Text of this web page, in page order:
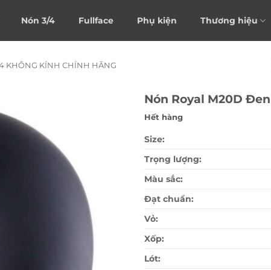
Nón 3/4 Fullface Phụ kiện Thương hiệu
KHÔNG KÍNH CHÍNH HÃNG
Nón Royal M20D
Hết hàng
Size:
Trọng lượng:
Màu sắc:
Đạt chuẩn:
Vỏ:
Xốp:
Lót: